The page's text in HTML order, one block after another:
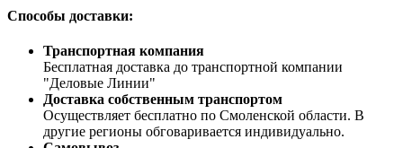
Способы доставки:
Транспортная компания
Бесплатная доставка до транспортной компании
"Деловые Линии"
Доставка собственным транспортом
Осуществляет бесплатно по Смоленской области. В
другие регионы обговаривается индивидуально.